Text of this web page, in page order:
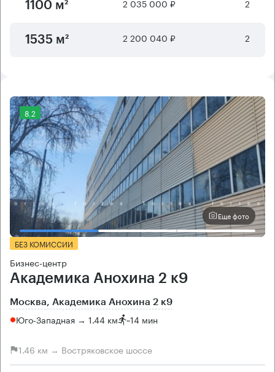
1100 м² 2 035 000 ₽ 2
1535 м² 2 200 040 ₽ 2
8.2
Еще фото
БЕЗ КОМИССИИ
Бизнес-центр
Академика Анохина 2 к9
Москва, Академика Анохина 2 к9
Юго-Западная → 1.44 км ~14 мин
1.46 км → Востряковское шоссе